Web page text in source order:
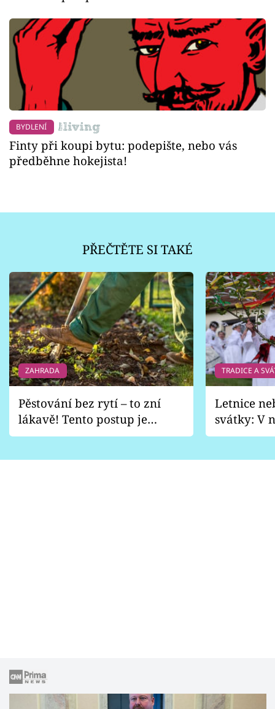
BYDLENÍ
Finty při koupi bytu: podepište, nebo vás
předběhne hokejista!
PŘEČTĚTE SI TAKÉ
ZAHRADA
Pěstování bez rytí – to zní
lákavě! Tento postup je
vhodný jen pro některé
TRADICE A
Letnice
svátky: V
pondělí